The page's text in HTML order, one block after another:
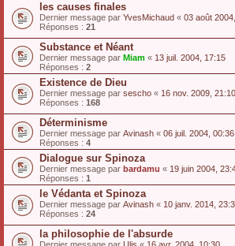
les causes finales
Dernier message par YvesMichaud « 03 août
Réponses : 21
Substance et Néant
Dernier message par Miam « 13 juil. 2004, 17:15
Réponses : 2
Existence de Dieu
Dernier message par sescho « 16 nov. 2009, 21:10
Réponses : 168
Déterminisme
Dernier message par Avinash « 06 juil. 2004, 00:36
Réponses : 4
Dialogue sur Spinoza
Dernier message par bardamu « 19 juin 2004,
Réponses : 1
le Védanta et Spinoza
Dernier message par Avinash « 10 janv. 2014,
Réponses : 24
la philosophie de l'absurde